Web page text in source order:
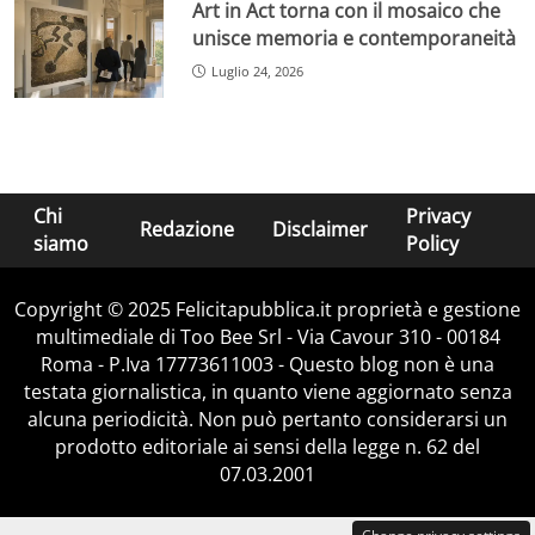
Art in Act torna con il mosaico che
unisce memoria e contemporaneità
Luglio 24, 2026
Chi
siamo
Redazione Disclaimer
Privacy
Policy
Copyright © 2025 Felicitapubblica.it proprietà e gestione
multimediale di Too Bee Srl - Via Cavour 310 - 00184
Roma - P.Iva 17773611003 - Questo blog non è una
testata giornalistica, in quanto viene aggiornato senza
alcuna periodicità. Non può pertanto considerarsi un
prodotto editoriale ai sensi della legge n. 62 del
07.03.2001